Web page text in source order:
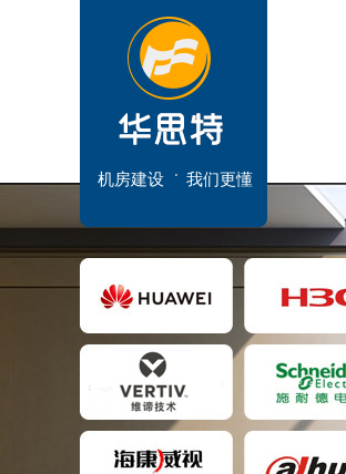
机房建设 我们更懂